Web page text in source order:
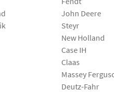
John Deere
Steyr
New Holland
Case IH
Claas
Massey
Deutz-Fahr